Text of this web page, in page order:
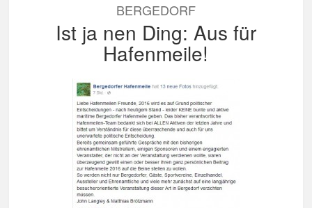
BERGEDORF
Ist ja nen Ding: Aus für
Hafenmeile!